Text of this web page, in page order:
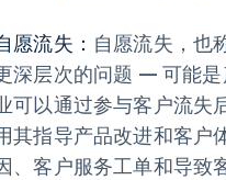
愿流失： 自愿流失，也
深层次的问题 — 可能
可以通过参与客户流失
其指导产品改进和客户
、客户服务工单和导致